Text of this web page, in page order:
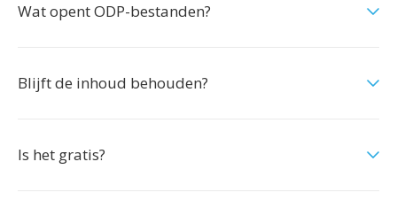
Wat opent ODP-bestanden?
Blijft de inhoud behouden?
Is het gratis?